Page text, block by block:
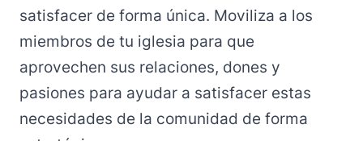
satisfacer de forma única. Moviliza a los
miembros de tu iglesia para que
aprovechen sus relaciones, dones y
pasiones para ayudar a satisfacer estas
necesidades de la comunidad de forma